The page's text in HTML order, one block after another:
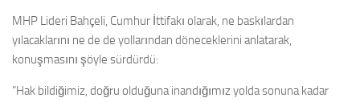
MHP Lideri Bahçeli, Cumhur İttifakı olarak, ne baskılardan
yılacaklarını ne de de yollarından döneceklerini anlatarak,
konuşmasını şöyle sürdürdü:
“Hak bildiğimiz, doğru olduğuna inandığımız yolda sonuna kadar